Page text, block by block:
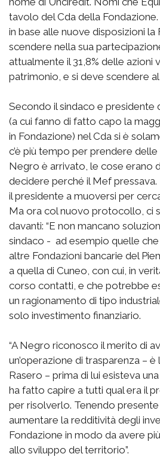
tavolo del Cda della
in base alle nuove disposizioni la
scendere nella sua
attualmente il 31,8% delle azioni
patrimonio, e si deve scendere al
Secondo il sindaco e presidente
(a cui fanno di fatto capo la
in Fondazione) nel Cda si è
c’è più tempo per prendere
Negro è arrivato, le cose erano
decidere perché il Mef
il presidente a muoversi per
Ma ora col nuovo protocollo, ci
davanti: “E non mancano
sindaco - ad esempio quelle
altre Fondazioni bancarie del
a quella di Cuneo, con cui, in
corso contatti, e che potrebbe
un ragionamento di tipo
solo investimento finanziario.
“A Negro riconosco il merito di
un’operazione di trasparenza –
Rasero – prima di lui esisteva
ha fatto capire a tutti qual era il
per risolverlo. Tenendo presente
aumentare la redditività degli
Fondazione in modo da avere
allo sviluppo del territorio”.